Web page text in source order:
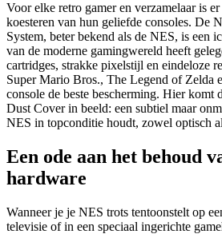
Voor elke retro gamer en verzamelaar is
koesteren van hun geliefde consoles. De
System, beter bekend als de NES, is een
van de moderne gamingwereld heeft
cartridges, strakke pixelstijl en eindeloze
Super Mario Bros., The Legend of Zelda
console de beste bescherming. Hier
Dust Cover in beeld: een subtiel maar
NES in topconditie houdt, zowel optisch
Een ode aan het behoud
hardware
Wanneer je je NES trots tentoonstelt op
televisie of in een speciaal ingerichte